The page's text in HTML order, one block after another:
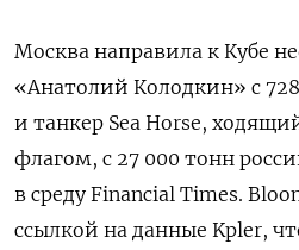
Москва направила к Кубе
«Анатолий Колодкин» с
и танкер Sea Horse,
флагом, с 27 000 тонн
в среду Financial Times.
ссылкой на данные Kpler,